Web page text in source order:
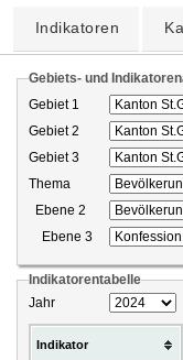
Indikatoren
Gebiets- und
Gebiet 1
Gebiet 2
Gebiet 3
Thema
Ebene 2
Ebene 3
Indikatorentabelle
Jahr
Indikator